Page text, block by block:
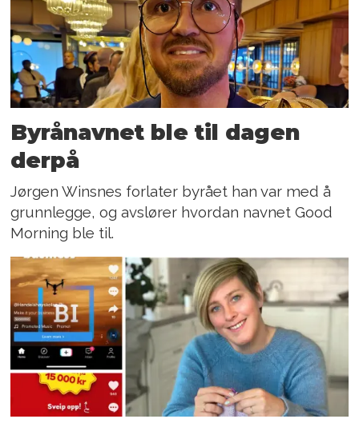
Byrånavnet ble til dagen
derpå
Jørgen Winsnes forlater byrået han var med å
grunnlegge, og avslører hvordan navnet Good
Morning ble til.